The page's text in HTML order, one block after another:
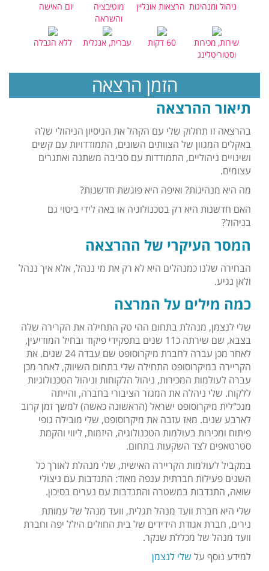
ניהול ומנהיגות הרצאות אונליין
מוטיבציה
והשראה
יום האישה
שירות, מכירות
וסטוריטלינג
60 דקות עברית, אנגלית ללא הגבלה
הזמן הרצאה
תיאור ההרצאה
בהרצאה זו תחלוק שלי עם הקהל את הניסיון הניהולי שלה
באקלים המגוון של הצוותים השונים, התמודדויות עם קשים
ושינויים ניהוליים, התמודדות עם סביבה משתנה ואתגרים
עצומים.
מה היא מנהיגות? ואיפה היא פוגשת חדשנות?
האם חדשנות היא רק בטכנולוגיה או באה לידי ביטוי גם
בניהול?
המסר העיקרי של ההרצאה
הבחירה שלנו כמנהלים היא לא רק את מי ננהל, אלא איך ננהל
ולאן נגיע.
כמה מילים על המרצה
שלי לנצמן, מנהלת בתחום ההי טק התחילה את הקרירה שלה
בצבא, שם שירתה כ11 שנים בתפקידי פיקוד ובחיל המודיעין,
לאחר מכן עברה לחברת מיקרוסופט שם עבדה 24 שנים. את
הקריירה במיקרוסופט התחילה שלי בתחום השיווק, לאחר מכן
עברה לעולמות המכירות, ניהול הלקוחות וניהול הטכנולוגיות
ללקוח. שלי ניהלה את המגזר הציבורי בחברה, והייתה
מנכ"לית מיקרוסופט ישראל (הראשונה כאשה) למשך זמן קרוב
לארבע שנים. מאז עזבה את מיקרוסופט, שלי מובילה גופי
פיתוח ומכירות בעולמות הטכנולוגיה, היזמות, ליווי והקמת
סטרטאפים לצד השקעות בתחום.
במקביל לעולמות הקריירה האישית, שלי מנהלת לאורך כל
השנים פעילות חברתית ענפה מאוד: התנדבות עם ניצולי
שואה, התנדבות במשטרה והתנדבות עם נערים בסיכון.
שלי היא חברת וועד מנהל תגלית, וועד מנהל של עמותת
נירים, חברת אגודת הידידים של בית החולים הילל יפה וחברת
וועד מנהל של מכללת שנקר.
למידע נוסף על שלי לנצמן